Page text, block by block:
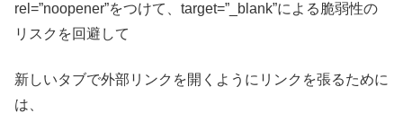
rel=”noopener”をつけて、target=”_blank”による脆弱性の
リスクを回避して
新しいタブで外部リンクを開くようにリンクを張るために
は、